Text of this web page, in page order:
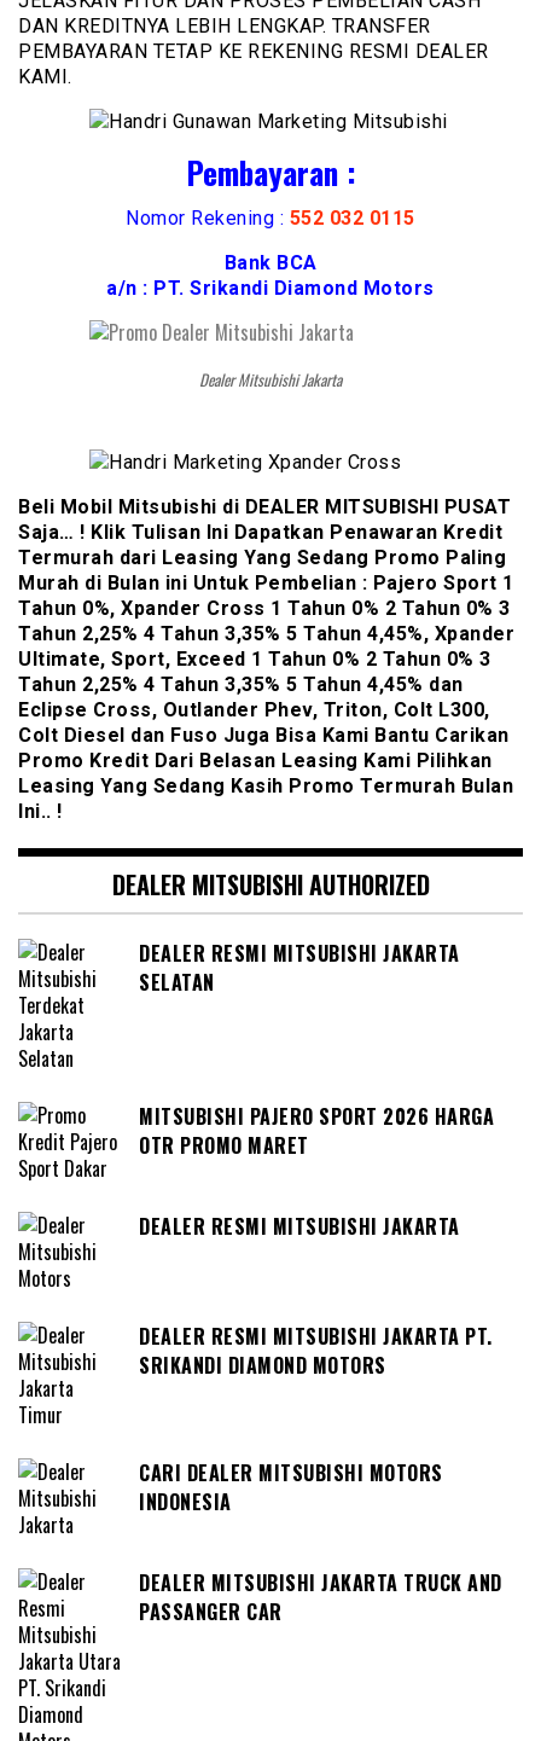
DAN KREDITNYA LEBIH LENGKAP. TRANSFER
PEMBAYARAN TETAP KE REKENING RESMI DEALER
KAMI.
Pembayaran :
Nomor Rekening : 552 032 0115
Bank BCA
a/n : PT. Srikandi Diamond Motors
Dealer Mitsubishi Jakarta
Beli Mobil Mitsubishi di DEALER MITSUBISHI PUSAT
Saja… ! Klik Tulisan Ini Dapatkan Penawaran Kredit
Termurah dari Leasing Yang Sedang Promo Paling
Murah di Bulan ini Untuk Pembelian : Pajero Sport 1
Tahun 0%, Xpander Cross 1 Tahun 0% 2 Tahun 0% 3
Tahun 2,25% 4 Tahun 3,35% 5 Tahun 4,45%, Xpander
Ultimate, Sport, Exceed 1 Tahun 0% 2 Tahun 0% 3
Tahun 2,25% 4 Tahun 3,35% 5 Tahun 4,45% dan
Eclipse Cross, Outlander Phev, Triton, Colt L300,
Colt Diesel dan Fuso Juga Bisa Kami Bantu Carikan
Promo Kredit Dari Belasan Leasing Kami Pilihkan
Leasing Yang Sedang Kasih Promo Termurah Bulan
Ini.. !
DEALER MITSUBISHI AUTHORIZED
DEALER RESMI MITSUBISHI JAKARTA
SELATAN
MITSUBISHI PAJERO SPORT 2026 HARGA
OTR PROMO MARET
DEALER RESMI MITSUBISHI JAKARTA
DEALER RESMI MITSUBISHI JAKARTA PT.
SRIKANDI DIAMOND MOTORS
CARI DEALER MITSUBISHI MOTORS
INDONESIA
DEALER MITSUBISHI JAKARTA TRUCK AND
PASSANGER CAR